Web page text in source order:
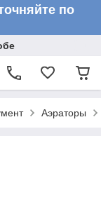
по
Аэраторы